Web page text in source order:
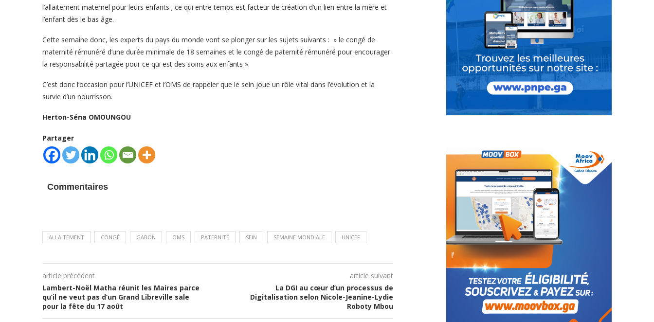
l’allaitement maternel pour leurs enfants ; ce qui entre temps est facteur de création d’un lien entre la mère et
l’enfant dès le bas âge.
Cette semaine donc, les experts du pays du monde vont se plonger sur les sujets suivants : » le congé de
maternité rémunéré d’une durée minimale de 18 semaines et le congé de paternité rémunéré pour encourager
la responsabilité partagée pour ce qui est des soins aux enfants ».
C’est donc l’occasion pour l’UNICEF et l’OMS de rappeler que le sein joue un rôle vital dans l’évolution et la
survie d’un nourrisson.
Herton-Séna OMOUNGOU
Partager
Commentaires
ALLAITEMENT CONGÉ GABON OMS PATERNITÉ SEIN SEMAINE MONDIALE UNICEF
article précédent
Lambert-Noël Matha réunit les Maires parce
qu’il ne veut pas d’un Grand Libreville sale
pour la fête du 17 août
article suivant
La DGI au cœur d’un processus de
Digitalisation selon Nicole-Jeanine-Lydie
Roboty Mbou